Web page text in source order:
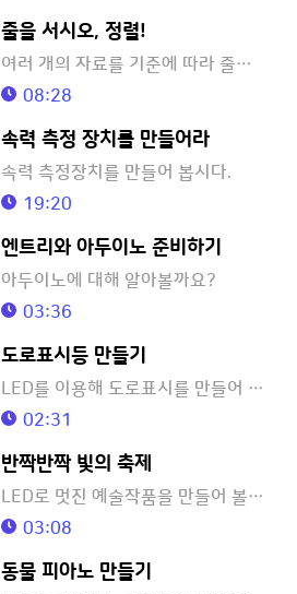
줄을 서시오, 정렬!
여러 개의 자료를 기준에 따라 줄을 세워 봅시다.
08:28
속력 측정 장치를 만들어라
속력 측정장치를 만들어 봅시다.
19:20
엔트리와 아두이노 준비하기
아두이노에 대해 알아볼까요?
03:36
도로표시등 만들기
LED를 이용해 도로표시를 만들어 볼까요?
02:31
반짝반짝 빛의 축제
LED로 멋진 예술작품을 만들어 볼까요?
03:08
동물 피아노 만들기